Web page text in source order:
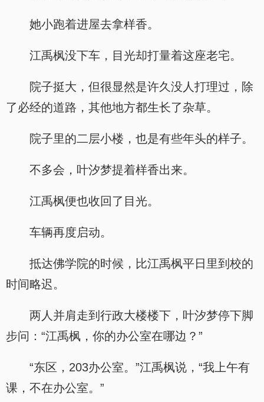
她小跑着进屋去拿样香。
江禹枫没下车，目光却打量着这座老宅。
院子挺大，但很显然是许久没人打理过，除
了必经的道路，其他地方都生长了杂草。
院子里的二层小楼，也是有些年头的样子。
不多会，叶汐梦提着样香出来。
江禹枫便也收回了目光。
车辆再度启动。
抵达佛学院的时候，比江禹枫平日里到校的
时间略迟。
两人并肩走到行政大楼楼下，叶汐梦停下脚
步问：“江禹枫，你的办公室在哪边？”
“东区，203办公室。”江禹枫说，“我上午有
课，不在办公室。”